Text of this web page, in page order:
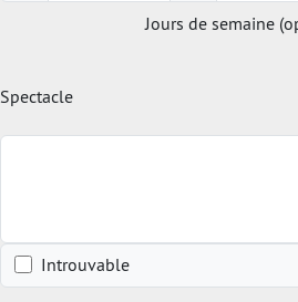
Jours de semaine
Spectacle
Introuvable